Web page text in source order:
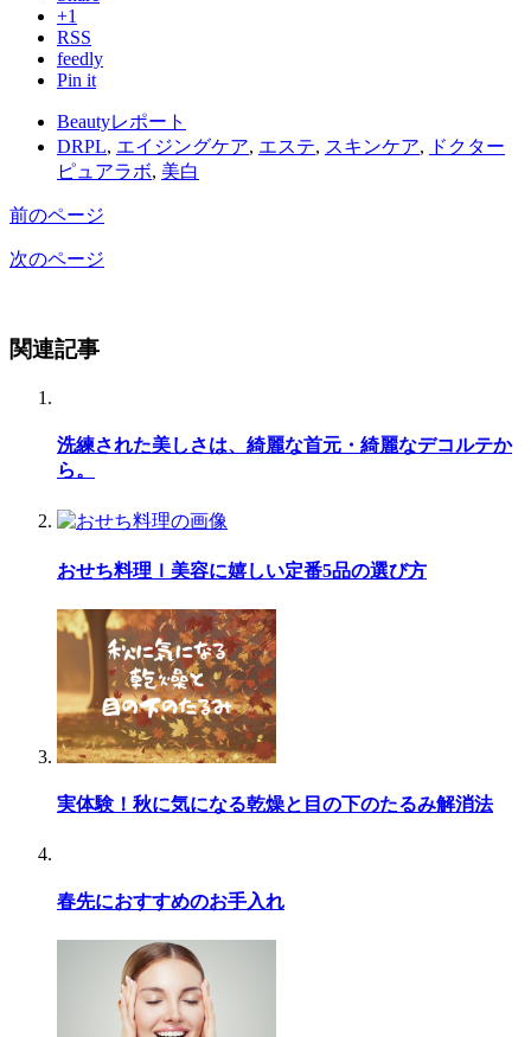
+1
RSS
feedly
Pin it
Beautyレポート
DRPL, エイジングケア, エステ, スキンケア, ドクター
ピュアラボ, 美白
前のページ
次のページ
関連記事
洗練された美しさは、綺麗な首元・綺麗なデコルテか
ら。
おせち料理ｌ美容に嬉しい定番5品の選び方
実体験！秋に気になる乾燥と目の下のたるみ解消法
春先におすすめのお手入れ